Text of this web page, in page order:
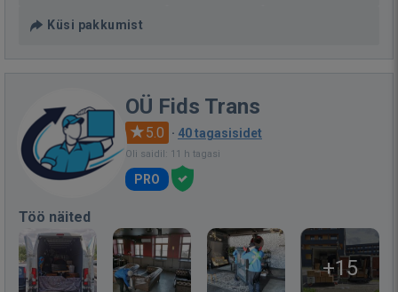
Küsi pakkumist
OÜ Fids Trans
5.0 · 40 tagasisidet
Oli saidil: 11 h tagasi
PRO
Töö näited
+15